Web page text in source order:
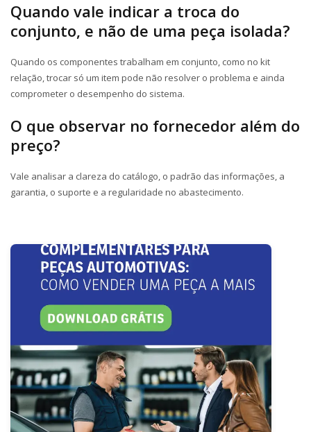
Quando vale indicar a troca do
conjunto, e não de uma peça isolada?
Quando os componentes trabalham em conjunto, como no kit
relação, trocar só um item pode não resolver o problema e ainda
comprometer o desempenho do sistema.
O que observar no fornecedor além do
preço?
Vale analisar a clareza do catálogo, o padrão das informações, a
garantia, o suporte e a regularidade no abastecimento.